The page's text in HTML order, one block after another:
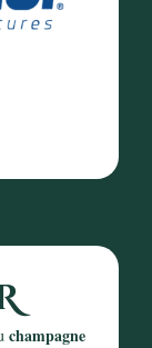
champagne